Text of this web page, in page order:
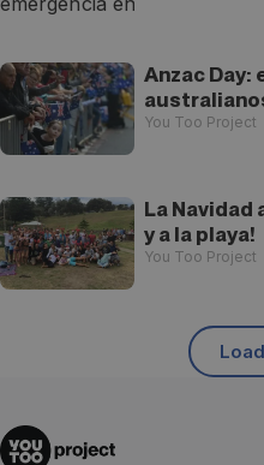
Anzac Day:
You Too Project
La Navidad
y a la playa!
You Too Project